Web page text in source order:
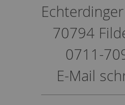
70794
0711-
E-Mail